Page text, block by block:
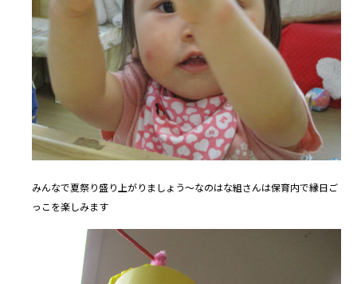
みんなで夏祭り盛り上がりましょう～なのはな組さんは保育内で縁日ご
っこを楽しみます